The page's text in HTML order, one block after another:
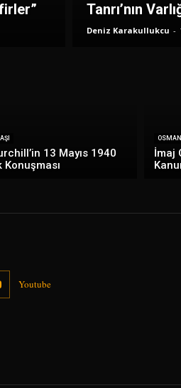
Tanrı’nın
Deniz Karakullukcu -
13 Mayıs 1940
Konuşması
İmaj
Youtube